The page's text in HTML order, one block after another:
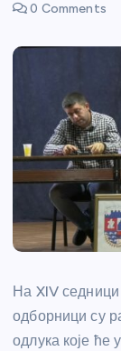
0 Comments
На XIV
одборници су
одлука које ће